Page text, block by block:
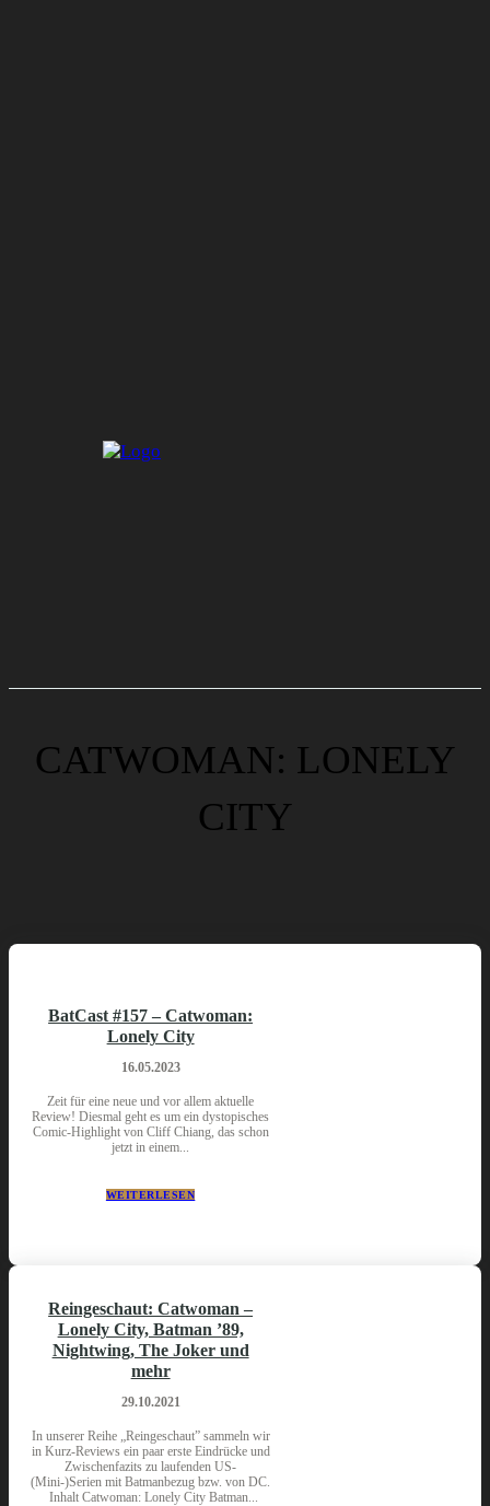
CATWOMAN: LONELY
CITY
BatCast #157 – Catwoman:
Lonely City
16.05.2023
Zeit für eine neue und vor allem aktuelle
Review! Diesmal geht es um ein dystopisches
Comic-Highlight von Cliff Chiang, das schon
jetzt in einem...
WEITERLESEN
Reingeschaut: Catwoman –
Lonely City, Batman ’89,
Nightwing, The Joker und
mehr
29.10.2021
In unserer Reihe „Reingeschaut” sammeln wir
in Kurz-Reviews ein paar erste Eindrücke und
Zwischenfazits zu laufenden US-
(Mini-)Serien mit Batmanbezug bzw. von DC.
Inhalt Catwoman: Lonely City Batman...